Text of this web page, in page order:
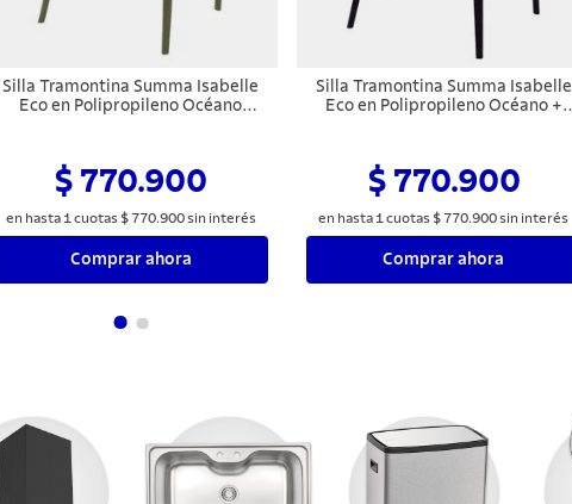
Silla Tramontina Summa Isabelle
Eco en Polipropileno Océano
$ 770.900
en hasta 1 cuotas $ 770.900sin interés
Comprar ahora
Silla Tramontina Summa Isabelle
Eco en Polipropileno Océano +
$ 770.900
en hasta 1 cuotas $ 770.900sin interés
Comprar ahora